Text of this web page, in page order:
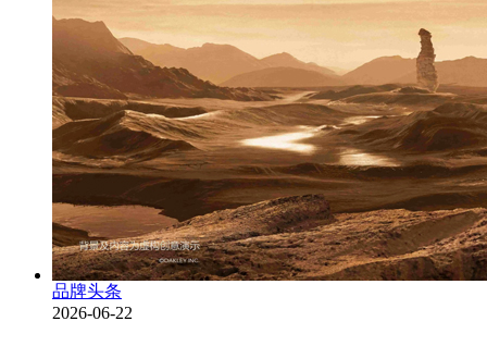
品牌头条
2026-06-22